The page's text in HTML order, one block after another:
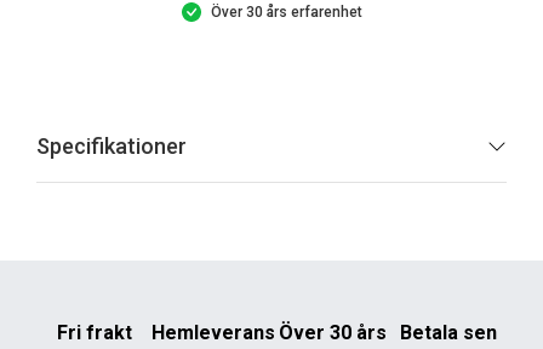
Över 30 års erfarenhet
Specifikationer
Fri frakt Hemleverans Över 30 års
Betala sen